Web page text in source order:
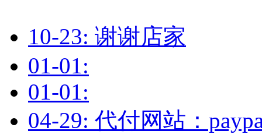
10-23: 谢谢店家
01-01:
01-01:
04-29: 代付网站：